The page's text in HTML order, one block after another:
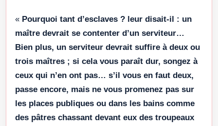
« Pourquoi tant d’esclaves ? leur disait-il : un
maître devrait se contenter d’un serviteur…
Bien plus, un serviteur devrait suffire à deux ou
trois maîtres ; si cela vous paraît dur, songez à
ceux qui n’en ont pas… s’il vous en faut deux,
passe encore, mais ne vous promenez pas sur
les places publiques ou dans les bains comme
des pâtres chassant devant eux des troupeaux